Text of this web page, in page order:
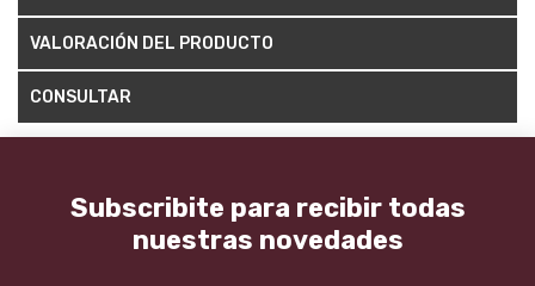
VALORACIÓN DEL PRODUCTO
CONSULTAR
Subscribite para recibir todas
nuestras novedades